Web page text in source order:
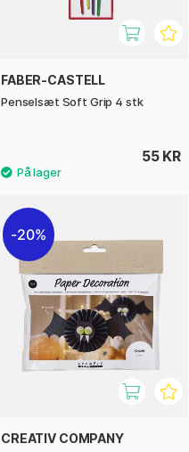
FABER-CASTELL
Penselsæt Soft Grip 4 stk
55 KR
20%
CREATIV COMPANY